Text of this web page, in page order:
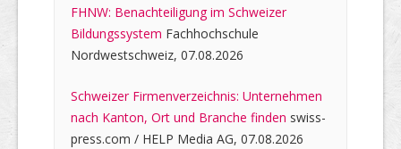
FHNW: Benachteiligung im Schweizer
Bildungssystem Fachhochschule
Nordwestschweiz, 07.08.2026
Schweizer Firmenverzeichnis: Unternehmen
nach Kanton, Ort und Branche finden swiss-
press.com / HELP Media AG, 07.08.2026